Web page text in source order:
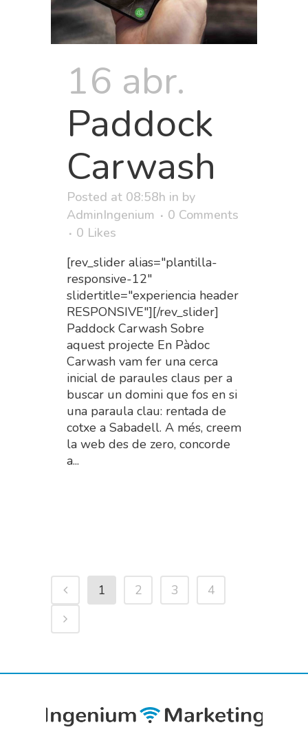
16 abr.
Paddock
Carwash
Posted at 08:58h in by
AdminIngenium
0 Comments
0 Likes
[rev_slider alias="plantilla-
responsive-12"
slidertitle="experiencia header
RESPONSIVE"][/rev_slider]
Paddock Carwash Sobre
aquest projecte En Pàdoc
Carwash vam fer una cerca
inicial de paraules claus per a
buscar un domini que fos en si
una paraula clau: rentada de
cotxe a Sabadell. A més, creem
la web des de zero, concorde
a...
1 2 3 4